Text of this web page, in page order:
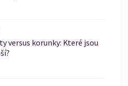
versus korunky: Které jsou